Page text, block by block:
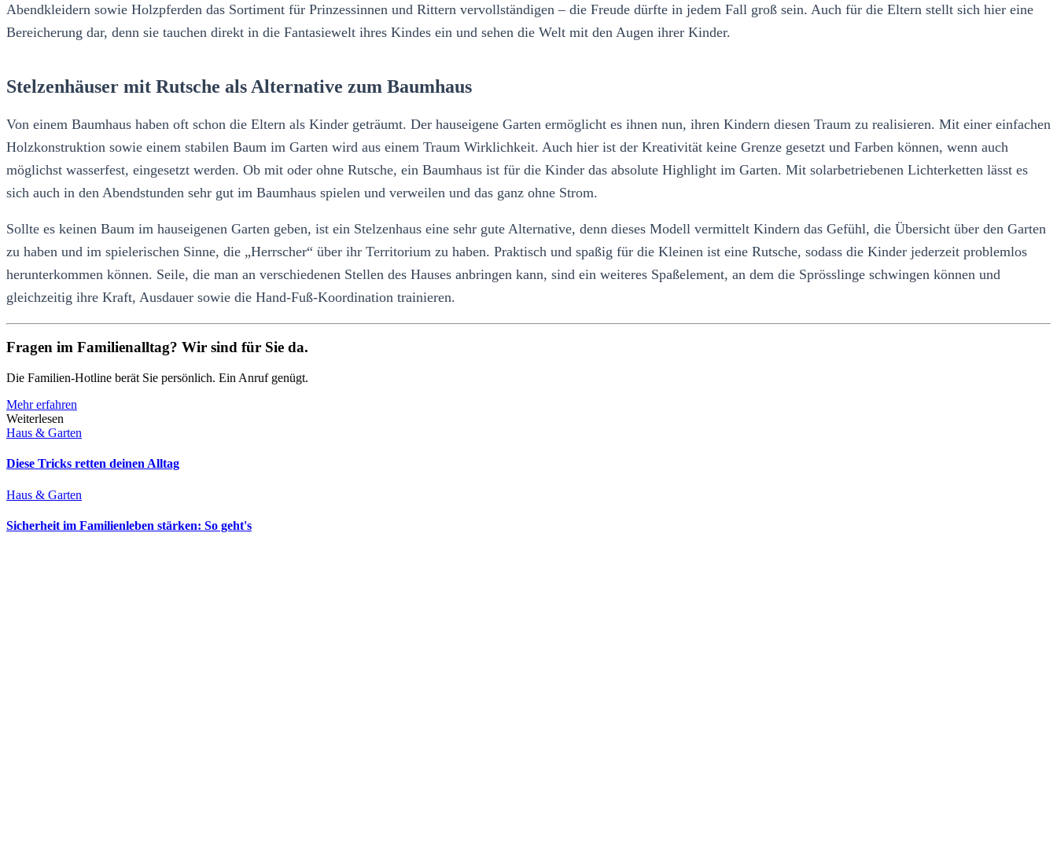
Abendkleidern sowie Holzpferden das Sortiment für Prinzessinnen und Rittern vervollständigen – die Freude dürfte in jedem Fall groß sein. Auch für die Eltern stellt sich hier eine
Bereicherung dar, denn sie tauchen direkt in die Fantasiewelt ihres Kindes ein und sehen die Welt mit den Augen ihrer Kinder.
Stelzenhäuser mit Rutsche als Alternative zum Baumhaus
Von einem Baumhaus haben oft schon die Eltern als Kinder geträumt. Der hauseigene Garten ermöglicht es ihnen nun, ihren Kindern diesen Traum zu realisieren. Mit einer einfachen
Holzkonstruktion sowie einem stabilen Baum im Garten wird aus einem Traum Wirklichkeit. Auch hier ist der Kreativität keine Grenze gesetzt und Farben können, wenn auch
möglichst wasserfest, eingesetzt werden. Ob mit oder ohne Rutsche, ein Baumhaus ist für die Kinder das absolute Highlight im Garten. Mit solarbetriebenen Lichterketten lässt es
sich auch in den Abendstunden sehr gut im Baumhaus spielen und verweilen und das ganz ohne Strom.
Sollte es keinen Baum im hauseigenen Garten geben, ist ein Stelzenhaus eine sehr gute Alternative, denn dieses Modell vermittelt Kindern das Gefühl, die Übersicht über den Garten
zu haben und im spielerischen Sinne, die „Herrscher“ über ihr Territorium zu haben. Praktisch und spaßig für die Kleinen ist eine Rutsche, sodass die Kinder jederzeit problemlos
herunterkommen können. Seile, die man an verschiedenen Stellen des Hauses anbringen kann, sind ein weiteres Spaßelement, an dem die Sprösslinge schwingen können und
gleichzeitig ihre Kraft, Ausdauer sowie die Hand-Fuß-Koordination trainieren.
Fragen im Familienalltag? Wir sind für Sie da.
Die Familien-Hotline berät Sie persönlich. Ein Anruf genügt.
Mehr erfahren
Weiterlesen
Haus & Garten
Diese Tricks retten deinen Alltag
Haus & Garten
Sicherheit im Familienleben stärken: So geht's